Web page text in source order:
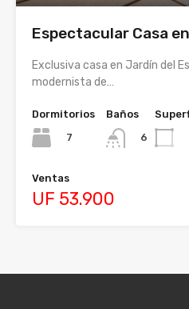
Espectacular Casa
Exclusiva casa en Jardín del
modernista de…
Dormitorios
7
Baños
6
Ventas
UF 53.900